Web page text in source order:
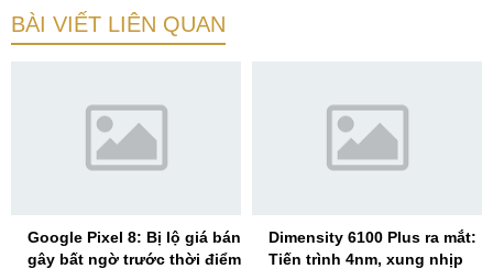
BÀI VIẾT LIÊN QUAN
Google Pixel 8: Bị lộ giá bán
gây bất ngờ trước thời điểm
Dimensity 6100 Plus ra mắt:
Tiến trình 4nm, xung nhịp